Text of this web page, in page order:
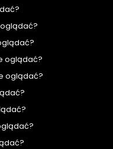
oglądać?
oglądać?